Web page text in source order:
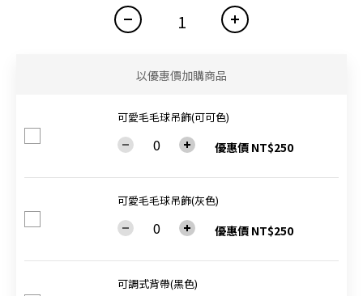
以優惠價加購商品
可愛毛毛球吊飾(可可色)
優惠價 NT$250
可愛毛毛球吊飾(灰色)
優惠價 NT$250
可調式背帶(黑色)